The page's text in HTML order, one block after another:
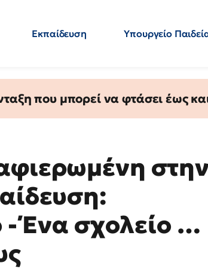
Εκπαίδευση Υπουργείο
που μπορεί να φτάσει έως και
στην
- Ένα σχολείο …